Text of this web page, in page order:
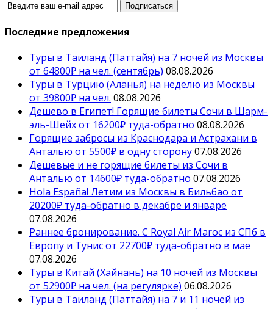
Последние предложения
Туры в Таиланд (Паттайя) на 7 ночей из Москвы
от 64800₽ на чел. (сентябрь) 08.08.2026
Туры в Турцию (Аланья) на неделю из Москвы
от 39800₽ на чел. 08.08.2026
Дешево в Египет! Горящие билеты Сочи в Шарм-
эль-Шейх от 16200₽ туда-обратно 08.08.2026
Горящие забросы из Краснодара и Астрахани в
Анталью от 5500₽ в одну сторону07.08.2026
Дешевые и не горящие билеты из Сочи в
Анталью от 14600₽ туда-обратно 07.08.2026
Hola España! Летим из Москвы в Бильбао от
20200₽ туда-обратно в декабре и январе
07.08.2026
Раннее бронирование. С Royal Air Maroc из СПб в
Европу и Тунис от 22700₽ туда-обратно в мае
07.08.2026
Туры в Китай (Хайнань) на 10 ночей из Москвы
от 52900₽ на чел. (на регулярке) 06.08.2026
Туры в Таиланд (Паттайя) на 7 и 11 ночей из